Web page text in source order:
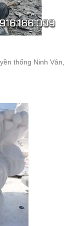
thống Ninh Vân,